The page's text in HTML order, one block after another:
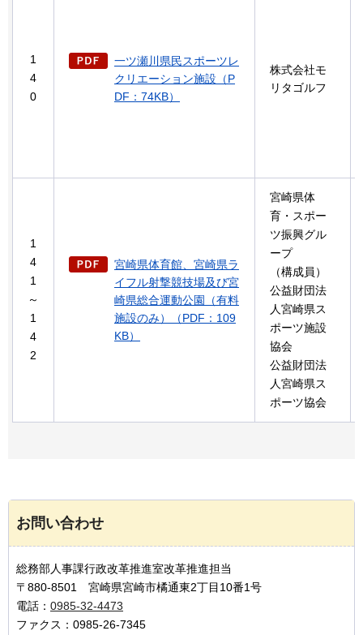
1
4
0
一ツ瀬川県民スポーツレ
クリエーション施設（P
DF：74KB）
株式会社モ
リタゴルフ
1
4
1
～
1
4
2
宮崎県体育館、宮崎県ラ
イフル射撃競技場及び宮
崎県総合運動公園（有料
施設のみ）（PDF：109
KB）
宮崎県体
育・スポー
ツ振興グル
ープ
（構成員）
公益財団法
人宮崎県ス
ポーツ施設
協会
公益財団法
人宮崎県ス
ポーツ協会
お問い合わせ
総務部人事課行政改革推進室改革推進担当
〒880-8501 宮崎県宮崎市橘通東2丁目10番1号
電話： 0985-32-4473
ファクス：0985-26-7345